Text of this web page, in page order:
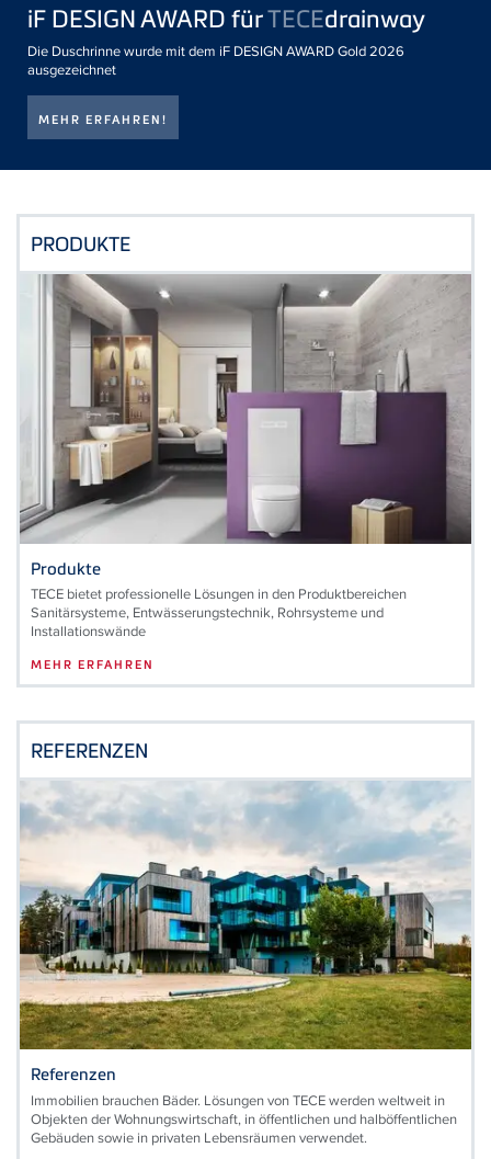
iF DESIGN AWARD fürTECEdrainway
Die Duschrinne wurde mit dem iF DESIGN AWARD Gold 2026
ausgezeichnet
MEHR ERFAHREN!
PRODUKTE
Produkte
TECE bietet professionelle Lösungen in den Produktbereichen
Sanitärsysteme, Entwässerungstechnik, Rohrsysteme und
Installationswände
MEHR ERFAHREN
REFERENZEN
Referenzen
Immobilien brauchen Bäder. Lösungen von TECE werden weltweit in
Objekten der Wohnungswirtschaft, in öffentlichen und halböffentlichen
Gebäuden sowie in privaten Lebensräumen verwendet.